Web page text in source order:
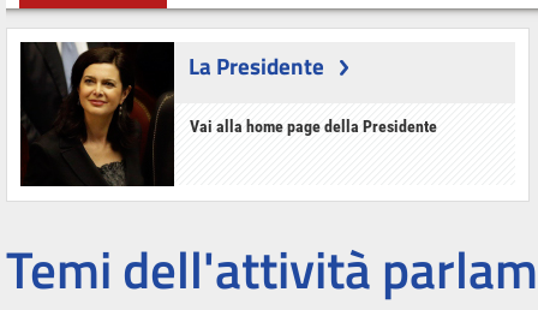
La Presidente
Vai alla home page della Presidente
Temi dell'attività